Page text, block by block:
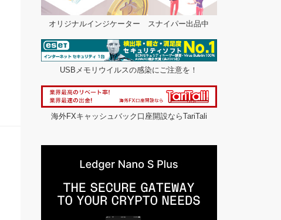
オリジナルインジケーター スナイパー出品中
USBメモリウイルスの感染にご注意を！
海外FXキャッシュバック口座開設ならTariTali